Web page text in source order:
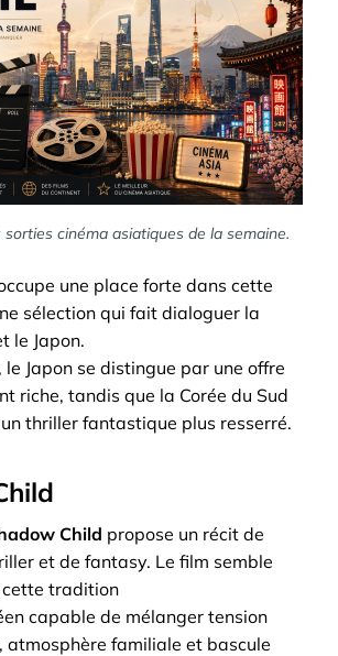
cinéma asiatiques de la semaine.
occupe une place forte dans cette
sélection qui fait dialoguer la
le Japon.
le Japon se distingue par une offre
riche, tandis que la Corée du Sud
thriller fantastique plus resserré.
Child propose un récit de
et de fantasy. Le film semble
cette tradition
capable de mélanger tension
atmosphère familiale et bascule